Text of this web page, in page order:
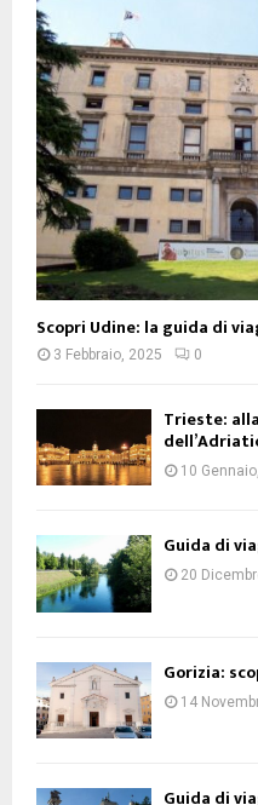
Scopri Udine: la guida di
3 Febbraio, 2025 0
Trieste:
10
Guida di
20
Gorizia:
14
Guida di